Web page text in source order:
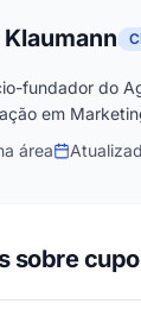
fundador do
em
área
sobre